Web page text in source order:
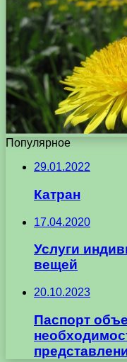
Популярное
29.01.2022
Катран
17.04.2020
Услуги
вещей
20.10.2023
Паспорт